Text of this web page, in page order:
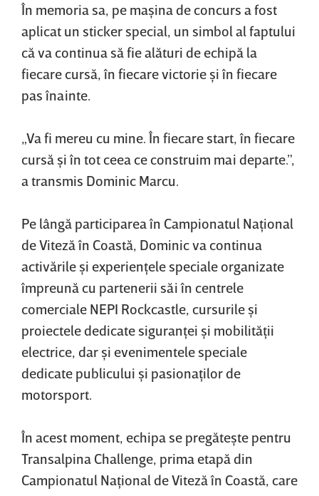
În memoria sa, pe maşina de concurs a fost
aplicat un sticker special, un simbol al faptului
că va continua să fie alături de echipă la
fiecare cursă, în fiecare victorie şi în fiecare
pas înainte.
„Va fi mereu cu mine. În fiecare start, în fiecare
cursă şi în tot ceea ce construim mai departe.”,
a transmis Dominic Marcu.
Pe lângă participarea în Campionatul Naţional
de Viteză în Coastă, Dominic va continua
activările şi experienţele speciale organizate
împreună cu partenerii săi în centrele
comerciale NEPI Rockcastle, cursurile şi
proiectele dedicate siguranţei şi mobilităţii
electrice, dar şi evenimentele speciale
dedicate publicului şi pasionaţilor de
motorsport.
În acest moment, echipa se pregăteşte pentru
Transalpina Challenge, prima etapă din
Campionatul Naţional de Viteză în Coastă, care